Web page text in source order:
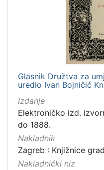
Glasnik Družtva za
uredio Ivan Bojničić
Izdanje
Elektroničko izd.
do 1888.
Nakladnik
Zagreb : Knjižnice
Nakladnički niz